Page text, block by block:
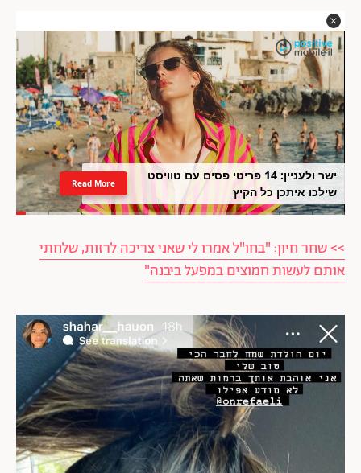
ישר ולעניין: 14 פריטי פסים עם טוויסט
שילכו איתכן כל הקיץ
Read More
>> שחר חיון: "בחו"ל אמרו לי שאני צריכה לרזות, שלחתי
אותם לעשות חמוצים במפעל ביבנה"